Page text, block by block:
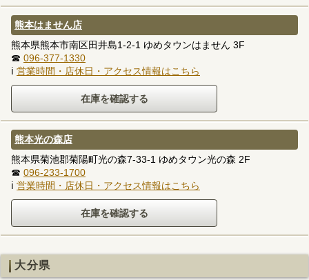
熊本はません店
熊本県熊本市南区田井島1-2-1 ゆめタウンはません 3F
☎ 096-377-1330
ℹ 営業時間・店休日・アクセス情報はこちら
熊本光の森店
熊本県菊池郡菊陽町光の森7-33-1 ゆめタウン光の森 2F
☎ 096-233-1700
ℹ 営業時間・店休日・アクセス情報はこちら
大分県